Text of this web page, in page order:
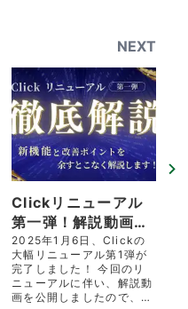
NEXT
Clickリニューアル
第一弾！解説動画を
公開しました
2025年1月6日、Clickの
大幅リニューアル第1弾が
完了しました！ 今回のリ
ニューアルに伴い、解説動
画を公開しましたので、ぜ